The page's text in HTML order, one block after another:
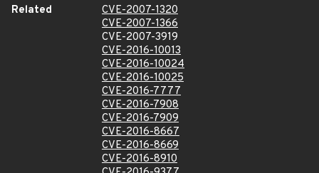
Related
CVE-2007-1320
CVE-2007-1366
CVE-2007-3919
CVE-2016-10013
CVE-2016-10024
CVE-2016-10025
CVE-2016-7777
CVE-2016-7908
CVE-2016-7909
CVE-2016-8667
CVE-2016-8669
CVE-2016-8910